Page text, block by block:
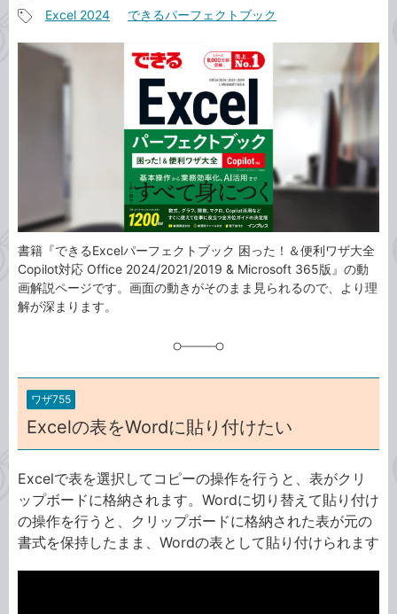
事
カ
事
Excel 2024 できるパーフェクトブック
書籍『できるExcelパーフェクトブック 困った！＆便利ワザ大全
Copilot対応 Office 2024/2021/2019 & Microsoft 365版』の動
画解説ページです。画面の動きがそのまま見られるので、より理
解が深まります。
ワザ755
Excelの表をWordに貼り付けたい
Excelで表を選択してコピーの操作を行うと、表がクリ
ップボードに格納されます。Wordに切り替えて貼り付け
の操作を行うと、クリップボードに格納された表が元の
書式を保持したまま、Wordの表として貼り付けられます